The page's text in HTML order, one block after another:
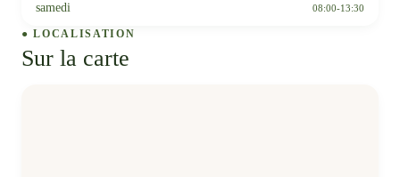
samedi 08:00-13:30
● LOCALISATION
Sur la carte